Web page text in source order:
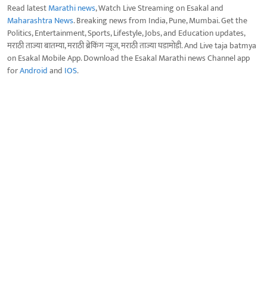
Read latestMarathi news, Watch Live Streaming on Esakal and
Maharashtra News. Breaking news from India, Pune, Mumbai. Get the
Politics, Entertainment, Sports, Lifestyle, Jobs, and Education updates,
मराठी ताज्या बातम्या, मराठी ब्रेकिंग न्यूज, मराठी ताज्या घडामोडी. And Live taja batmya
on Esakal Mobile App. Download the Esakal Marathi news Channel app
forAndroidand IOS.